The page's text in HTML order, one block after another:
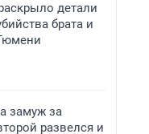
детали
брата и
замуж за
развелся и